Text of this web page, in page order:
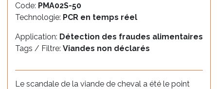
Code: PMA02S-50
Technologie: PCR en temps réel
Application: Détection des fraudes alimentaires
Tags / Filtre: Viandes non déclarés
Le scandale de la viande de cheval a été le point